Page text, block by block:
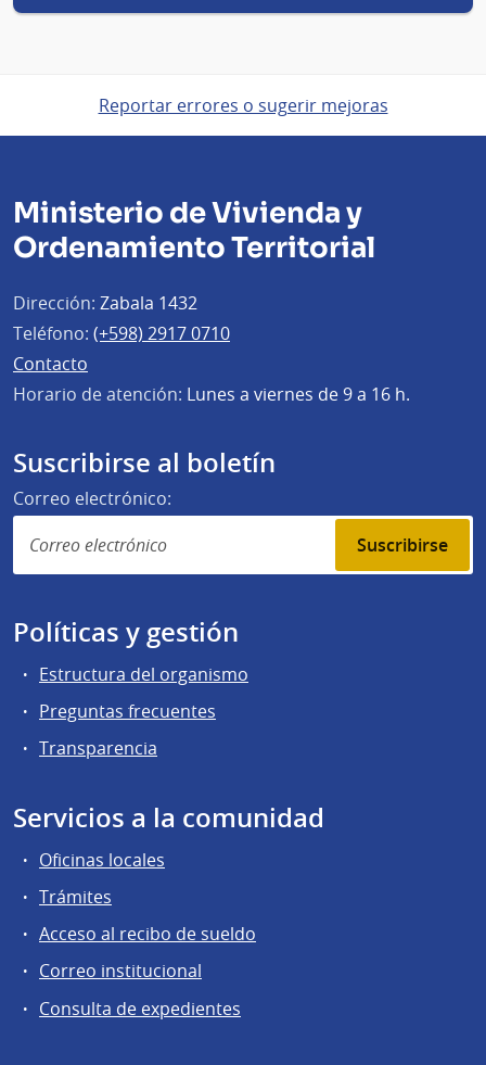
Reportar errores o sugerir mejoras
Ministerio de Vivienda y
Ordenamiento Territorial
Dirección: Zabala 1432
Teléfono: (+598) 2917 0710
Contacto
Horario de atención: Lunes a viernes de 9 a 16 h.
Suscribirse al boletín
Correo electrónico:
Suscribirse
Políticas y gestión
Estructura del organismo
Preguntas frecuentes
Transparencia
Servicios a la comunidad
Oficinas locales
Trámites
Acceso al recibo de sueldo
Correo institucional
Consulta de expedientes